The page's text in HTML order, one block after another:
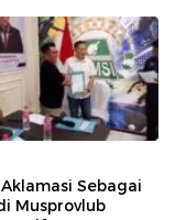
Sebagai
Musprovlub